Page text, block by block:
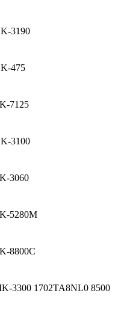
3190
475
7125
3100
3060
5280M
8800C
3300 1702TA8NL0 8500